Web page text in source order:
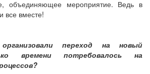
объединяющее мероприятие. Ведь в
все вместе!
переход на новый
времени потребовалось на